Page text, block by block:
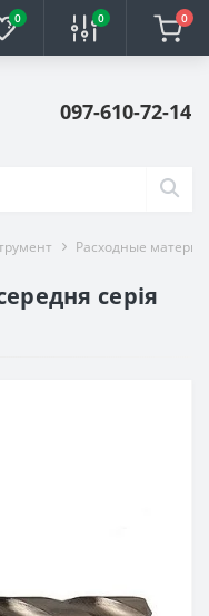
0 0 0
097-610-72-14
Расходные
серія